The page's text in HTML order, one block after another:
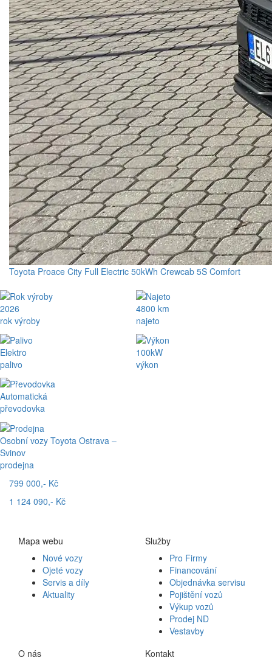
Toyota Proace City Full Electric 50kWh Crewcab 5S Comfort
2026
rok výroby
Elektro
palivo
Automatická
převodovka
Osobní vozy Toyota Ostrava –
Svinov
prodejna
4800 km
najeto
100kW
výkon
799 000,- Kč
1 124 090,- Kč
Mapa webu
Nové vozy
Ojeté vozy
Servis a díly
Aktuality
Služby
Pro Firmy
Financování
Objednávka servisu
Pojištění vozů
Výkup vozů
Prodej ND
Vestavby
O nás
Kontakt